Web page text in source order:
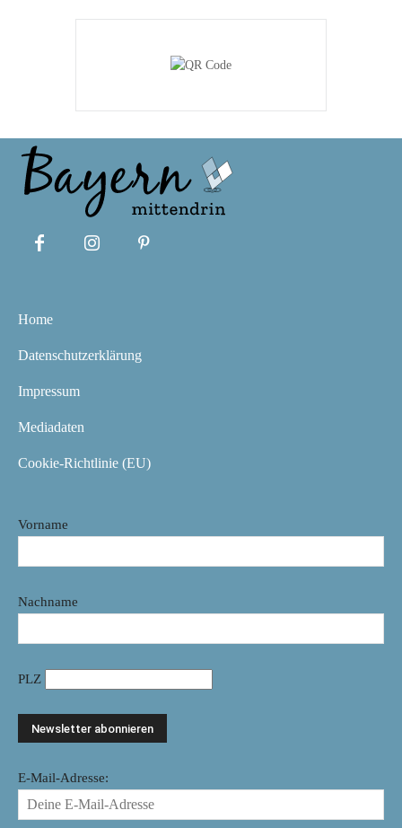
Home
Datenschutzerklärung
Impressum
Mediadaten
Cookie-Richtlinie (EU)
Vorname
Nachname
PLZ
E-Mail-Adresse: